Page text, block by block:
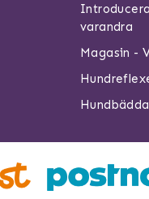
varandra
Magasin -